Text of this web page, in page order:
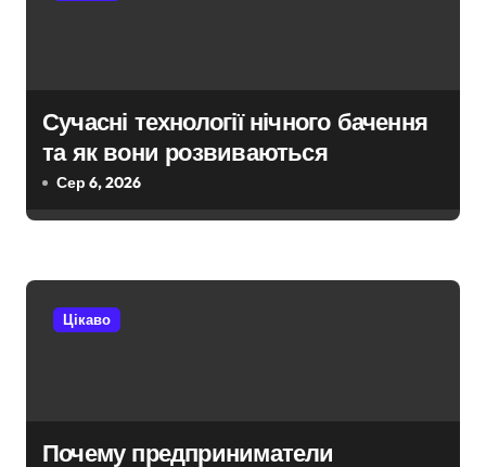
Сучасні технології нічного бачення
та як вони розвиваються
Сер 6, 2026
Цікаво
Почему предприниматели